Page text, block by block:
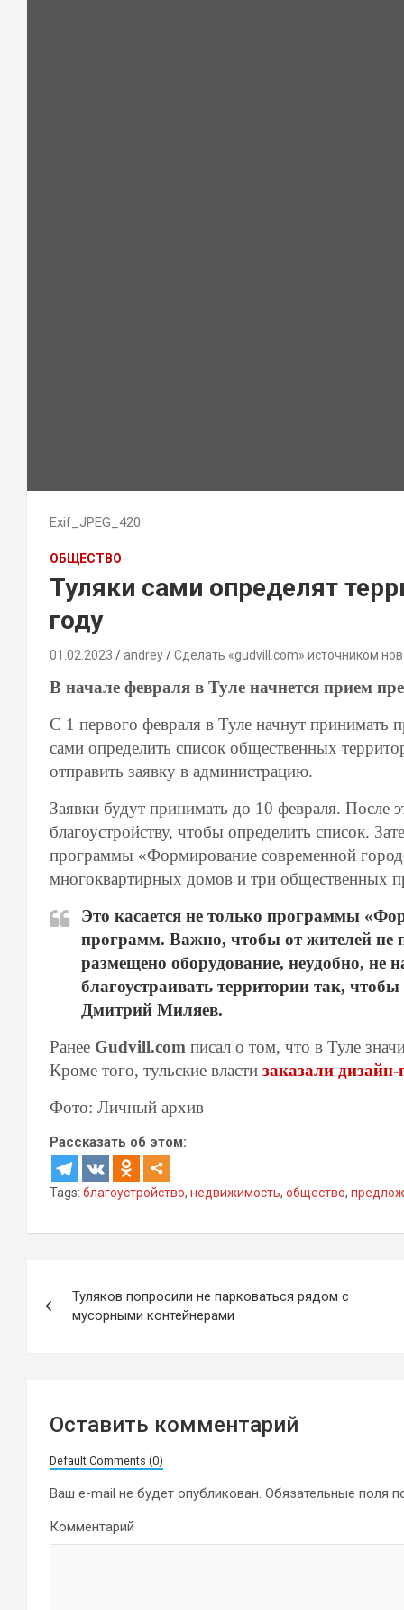
Exif_JPEG_420
ОБЩЕСТВО
Туляки сами определят
году
01.02.2023 andrey Сделать «gudvill.com» источником
В начале февраля в Туле начнется прием
С 1 первого февраля в Туле начнут принимать
сами определить список общественных
отправить заявку в администрацию.
Заявки будут принимать до 10 февраля. После
благоустройству, чтобы определить список.
программы «Формирование современной
многоквартирных домов и три общественных
Это касается не только программы
программ. Важно, чтобы от жителей не
размещено оборудование, неудобно, не
благоустраивать территории так,
Дмитрий Миляев.
Ранее Gudvill.com писал о том, что в Туле
Кроме того, тульские власти заказали дизайн-
Фото: Личный архив
Рассказать об этом:
Tags: благоустройство, недвижимость, общество,
по
записям
Туляков попросили не парковаться рядом с
мусорными контейнерами
Оставить комментарий
Default Comments (0)
Ваш e-mail не будет опубликован. Обязательные поля
Комментарий